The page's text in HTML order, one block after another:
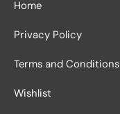
Home
Privacy Policy
Terms and Conditions
Wishlist